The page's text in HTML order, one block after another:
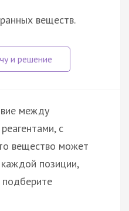
веществ.
между
с
вещество может
позиции,
подберите